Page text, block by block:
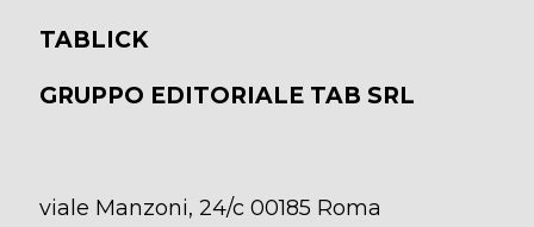
TABLICK
GRUPPO EDITORIALE TAB SRL
viale Manzoni, 24/c 00185 Roma